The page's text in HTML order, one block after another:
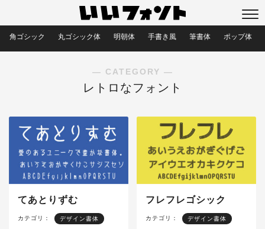
角ゴシック 丸ゴシック体 明朝体 手書き風 筆書体 ポップ体
― CATEGORY ―
レトロなフォント
てあとりずむ
カテゴリ： デザイン書体
フレフレゴシック
カテゴリ： デザイン書体